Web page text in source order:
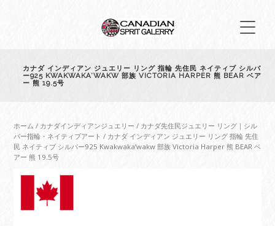
カナダ インディアン ジュエリー リング 指輪 先住民 ネイティブ シルバ
ー925 KWAKWAKA’WAKW 部族 VICTORIA HARPER 熊 BEAR ベア
ー 熊 19.5号
ホーム / カナダインディアンジュエリー / カナダ先住民ジュエリー リング｜シル
バー指輪・ネイティブアート / カナダ インディアン ジュエリー リング 指輪 先住
民 ネイティブ シルバー925 Kwakwaka’wakw 部族 Victoria Harper 熊 BEAR ベ
アー 熊 19.5号